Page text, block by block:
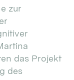
zur
das Projekt
des